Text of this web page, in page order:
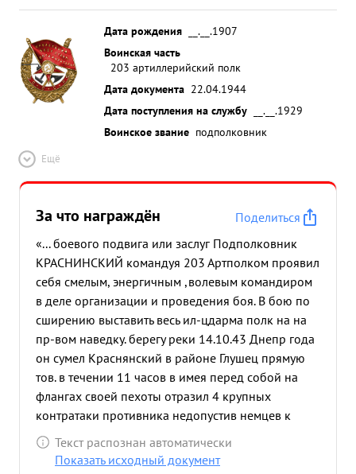
Дата рождения
__.__.1907
Воинская часть
203 артиллерийский полк
Дата документа 22.04.1944
Дата поступления на службу
__.__.1929
Воинское звание подполковник
Ещё
За что награждён
Поделиться
«... боевого подвига или заслуг Подполковник
КРАСНИНСКИЙ командуя 203 Артполком проявил
себя смелым, энергичным ,волевым командиром
в деле организации и проведения боя. В бою по
сширению выставить весь ил-цдарма полк на на
пр-вом наведку. берегу реки 14.10.43 Днепр года
он сумел Краснянский в районе Глушец прямую
тов. в течении 11 часов в имея перед собой на
флангах своей пехоты отразил 4 крупных
контратаки противника недопустив немцев к
переправе .В районе Красный Рог тов.
Краснянский обеспечив закрепление
Текст распознан автоматически
Показать исходный документ